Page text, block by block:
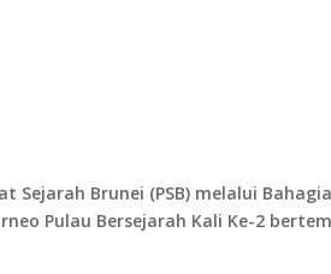
Sejarah Brunei (PSB) melalui
Pulau Bersejarah Kali Ke-2